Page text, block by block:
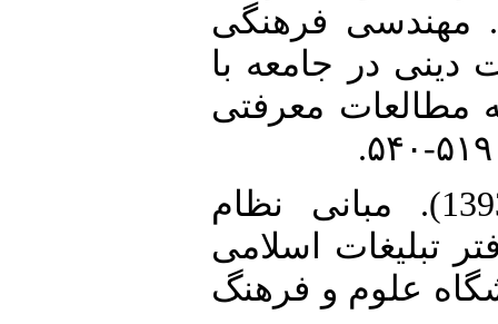
مهرناز (1392). مهندسی فرهنگی
دینی در جامعه با
مطالعات معرفتی
14. خیری، حسن (1393). مبانی نظام
تبلیغات اسلامی
علوم و فرهنگ